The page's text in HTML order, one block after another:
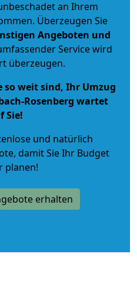
an Ihrem
Überzeugen Sie
Angeboten und
Service wird
überzeugen.
so weit sind, Ihr Umzug
Rosenberg wartet
Sie!
und natürlich
, damit Sie Ihr Budget
planen!
erhalten